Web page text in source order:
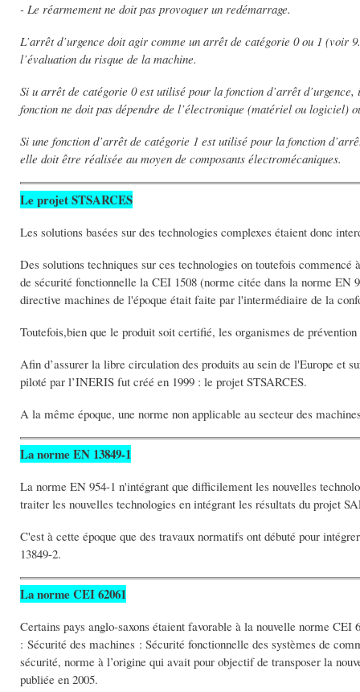
- Le réarmement ne doit pas provoquer un redémarrage.
L’arrêt d’urgence doit agir comme un arrêt de catégorie 0 ou 1 (voir
l’évaluation du risque de la machine.
Si u arrêt de catégorie 0 est utilisé pour la fonction d’arrêt
fonction ne doit pas dépendre de l’électronique (matériel ou logiciel)
Si une fonction d’arrêt de catégorie 1 est utilisé pour la fonction
elle doit être réalisée au moyen de composants électromécaniques.
Le projet STSARCES
Les solutions basées sur des technologies complexes étaient donc
Des solutions techniques sur ces technologies on toutefois
de sécurité fonctionnelle la CEI 1508 (norme citée dans la norme EN
directive machines de l'époque était faite par l'intermédiaire de la
Toutefois,bien que le produit soit certifié, les organismes de
Afin d’assurer la libre circulation des produits au sein de l'Europe et
piloté par l’INERIS fut créé en 1999 : le projet STSARCES.
A la même époque, une norme non applicable au secteur des
La norme EN 13849-1
La norme EN 954-1 n'intégrant que difficilement les nouvelles
traiter les nouvelles technologies en intégrant les résultats du projet
C'est à cette époque que des travaux normatifs ont débuté pour
13849-2.
La norme CEI 62061
Certains pays anglo-saxons étaient favorable à la nouvelle norme
: Sécurité des machines : Sécurité fonctionnelle des systèmes de
sécurité, norme à l’origine qui avait pour objectif de transposer la
publiée en 2005.